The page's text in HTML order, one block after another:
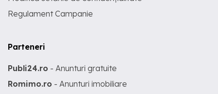
Regulament Campanie
Parteneri
Publi24.ro - Anunturi gratuite
Romimo.ro - Anunturi imobiliare